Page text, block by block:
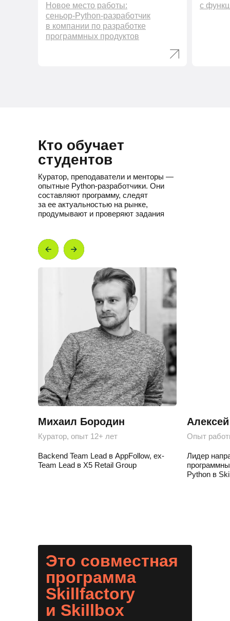
Новое место работы:
сеньор-Python-разработчик
в компании по разработке
программных продуктов
с
Кто обучает
студентов
Куратор, преподаватели и менторы —
опытные Python-разработчики. Они
составляют программу, следят
за ее актуальностью на рынке,
продумывают и проверяют задания
Михаил Бородин
Куратор, опыт 12+ лет
Backend Team Lead в AppFollow, ex-
Team Lead в X5 Retail Group
Опыт
Лидер
Python в
Это совместная
программа
Skillfactory
и Skillbox